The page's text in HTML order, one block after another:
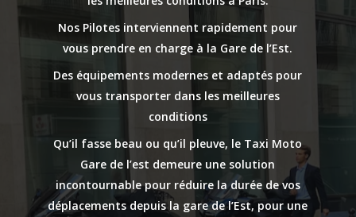
Nos Pilotes interviennent rapidement pour
vous prendre en charge à la Gare de l’Est.
Des équipements modernes et adaptés pour
vous transporter dans les meilleures
conditions
Qu’il fasse beau ou qu’il pleuve, le Taxi Moto
Gare de l’est demeure une solution
incontournable pour réduire la durée de vos
déplacements depuis la gare de l’Est, pour une